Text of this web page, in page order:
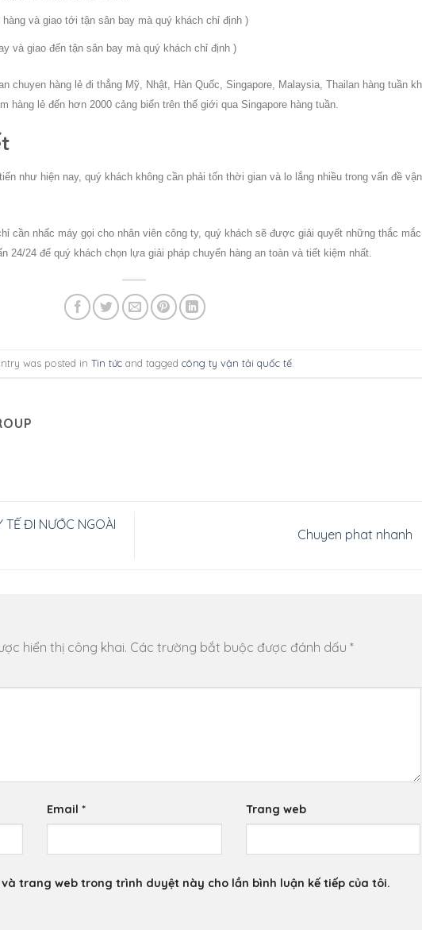
và giao tới tận sân bay mà quý khách chỉ định )
và giao đến tận sân bay mà quý khách chỉ định )
chuyen hàng lẻ đi thẳng Mỹ, Nhật, Hàn Quốc, Singapore, Malaysia, Thailan hàng tuần
hàng lẻ đến hơn 2000 cảng biển trên thế giới qua Singapore hàng tuần.
như hiện nay, quý khách không cần phải tốn thời gian và lo lắng nhiều trong vấn đề vận
cần nhấc máy gọi cho nhân viên công ty, quý khách sẽ được giải quyết những thắc mắc
24/24 để quý khách chọn lựa giải pháp chuyển hàng an toàn và tiết kiệm nhất.
was posted inTin tức and taggedcông ty vận tải quốc tế.
TẾ ĐI NƯỚC NGOÀI
Chuyen phat nhanh
hiển thị công khai. Các trường bắt buộc được đánh dấu *
Email * Trang web
trang web trong trình duyệt này cho lần bình luận kế tiếp của tôi.